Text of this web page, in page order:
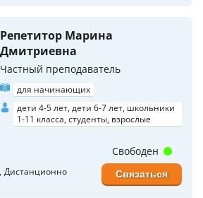
Репетитор Марина
Дмитриевна
Частный преподаватель
для начинающих
дети 4-5 лет, дети 6-7 лет, школьники
1-11 класса, студенты, взрослые
Дистанционно
Свободен
Связаться